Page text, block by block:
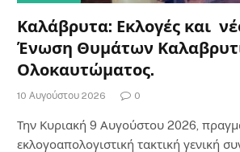
Καλάβρυτα: Εκλογές και
Ένωση Θυμάτων
Ολοκαυτώματος.
10 Αυγούστου 2026 0
Την Κυριακή 9 Αυγούστου 2026,
εκλογοαπολογιστική τακτική γενική